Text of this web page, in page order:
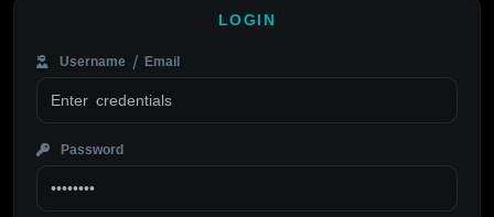
LOGIN
Username / Email
Password